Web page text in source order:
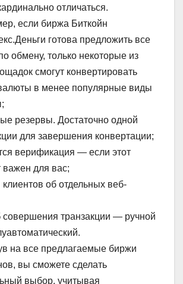
отличаться.
если биржа Биткойн
готова предложить все
обмену, только некоторые из
смогут конвертировать
в менее популярные виды
резервы. Достаточно одной
для завершения конвертации;
верификация — если этот
важен для вас;
об отдельных веб-
транзакции — ручной
на все предлагаемые биржи
вы сможете сделать
выбор, учитывая